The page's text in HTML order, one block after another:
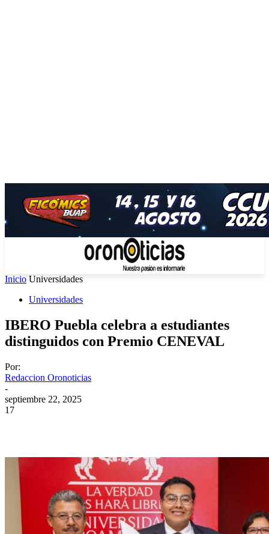
Inicio Universidades
Universidades
IBERO Puebla celebra a estudiantes
distinguidos con Premio CENEVAL
Por:
Redaccion Oronoticias
-
septiembre 22, 2025
17